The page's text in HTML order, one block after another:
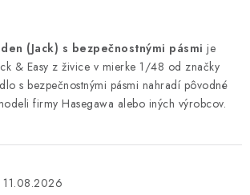
Kontakty
Preprava a platba
farieb
(Jack) s bezpečnostnými pásmi je
& Easy z živice v mierke 1/48 od značky
s bezpečnostnými pásmi nahradí pôvodné
firmy Hasegawa alebo iných výrobcov.
11.08.2026